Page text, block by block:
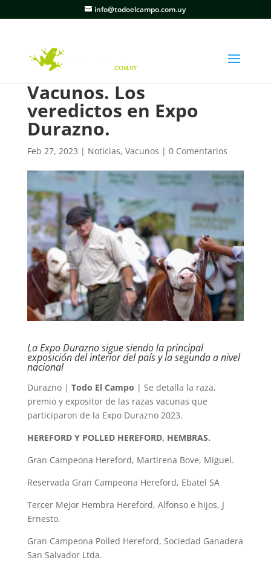
info@todoelcampo.com.uy
Vacunos. Los
veredictos en Expo
Durazno.
Feb 27, 2023 | Noticias, Vacunos | 0 Comentarios
La Expo Durazno sigue siendo la principal
exposición del interior del país y la segunda a nivel
nacional
Durazno | Todo El Campo | Se detalla la raza,
premio y expositor de las razas vacunas que
participaron de la Expo Durazno 2023.
HEREFORD Y POLLED HEREFORD, HEMBRAS.
Gran Campeona Hereford, Martirena Bove, Miguel.
Reservada Gran Campeona Hereford, Ebatel SA
Tercer Mejor Hembra Hereford, Alfonso e hijos, J
Ernesto.
Gran Campeona Polled Hereford, Sociedad Ganadera
San Salvador Ltda.